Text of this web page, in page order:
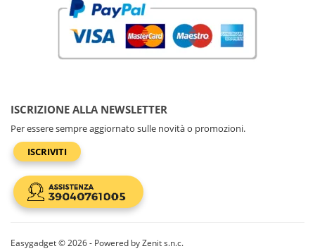
ISCRIZIONE ALLA NEWSLETTER
Per essere sempre aggiornato sulle novità o promozioni.
ISCRIVITI
Easygadget © 2026 - Powered by Zenit s.n.c.